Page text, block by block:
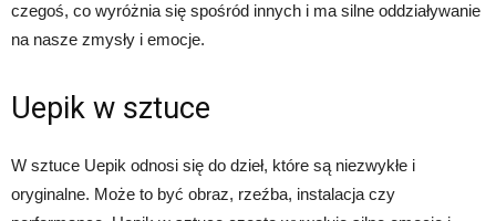
czegoś, co wyróżnia się spośród innych i ma silne oddziaływanie
na nasze zmysły i emocje.
Uepik w sztuce
W sztuce Uepik odnosi się do dzieł, które są niezwykłe i
oryginalne. Może to być obraz, rzeźba, instalacja czy